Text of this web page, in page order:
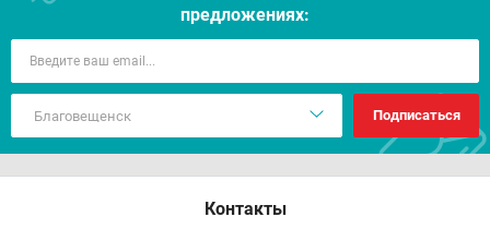
предложениях:
Подписаться
Контакты